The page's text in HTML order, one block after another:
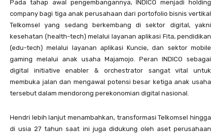
Pada tahap awal pengembangannya, INDICO menjadi holding
company bagi tiga anak perusahaan dari portofolio bisnis vertikal
Telkomsel yang sedang berkembang di sektor digital, yakni
kesehatan (health-tech) melalui layanan aplikasi Fita, pendidikan
(edu-tech) melalui layanan aplikasi Kuncie, dan sektor mobile
gaming melalui anak usaha Majamojo. Peran INDICO sebagai
digital initiative enabler & orchestrator sangat vital untuk
membuka jalan dan mengawal potensi besar ketiga anak usaha
tersebut dalam mendorong perekonomian digital nasional.
Hendri lebih lanjut menambahkan, transformasi Telkomsel hingga
di usia 27 tahun saat ini juga didukung oleh aset perusahaan